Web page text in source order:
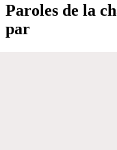
Paroles de la
par